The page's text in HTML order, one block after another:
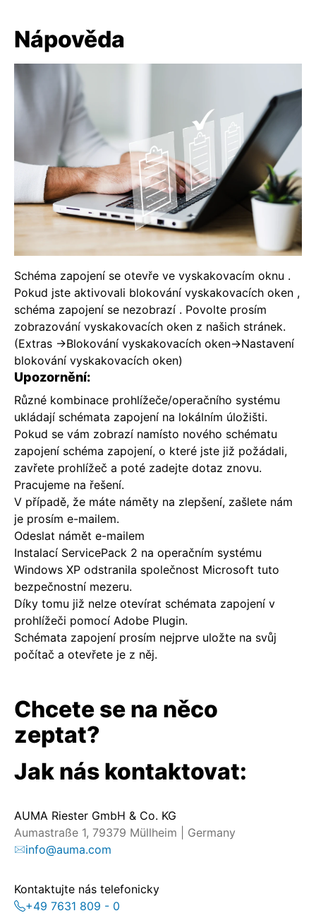
Nápověda
Schéma zapojení se otevře ve vyskakovacím oknu .
Pokud jste aktivovali blokování vyskakovacích oken ,
schéma zapojení se nezobrazí . Povolte prosím
zobrazování vyskakovacích oken z našich stránek.
(Extras ->Blokování vyskakovacích oken->Nastavení
blokování vyskakovacích oken)
Upozornění:
Různé kombinace prohlížeče/operačního systému
ukládají schémata zapojení na lokálním úložišti.
Pokud se vám zobrazí namísto nového schématu
zapojení schéma zapojení, o které jste již požádali,
zavřete prohlížeč a poté zadejte dotaz znovu.
Pracujeme na řešení.
V případě, že máte náměty na zlepšení, zašlete nám
je prosím e-mailem.
Odeslat námět e-mailem
Instalací ServicePack 2 na operačním systému
Windows XP odstranila společnost Microsoft tuto
bezpečnostní mezeru.
Díky tomu již nelze otevírat schémata zapojení v
prohlížeči pomocí Adobe Plugin.
Schémata zapojení prosím nejprve uložte na svůj
počítač a otevřete je z něj.
Chcete se na něco
zeptat?
Jak nás kontaktovat:
AUMA Riester GmbH & Co. KG
Aumastraße 1, 79379 Müllheim | Germany
info@auma.com
Kontaktujte nás telefonicky
+49 7631 809 - 0